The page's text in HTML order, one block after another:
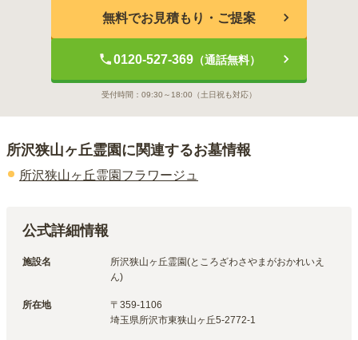
無料でお見積もり・ご提案
0120-527-369（通話無料）
受付時間： 09:30～18:00 （土日祝も対応）
所沢狭山ヶ丘霊園に関連するお墓情報
所沢狭山ヶ丘霊園フラワージュ
公式詳細情報
施設名
所沢狭山ヶ丘霊園(ところざわさやまがおかれいえ
ん)
所在地 〒 359-1106
埼玉県所沢市東狭山ヶ丘5-2772-1